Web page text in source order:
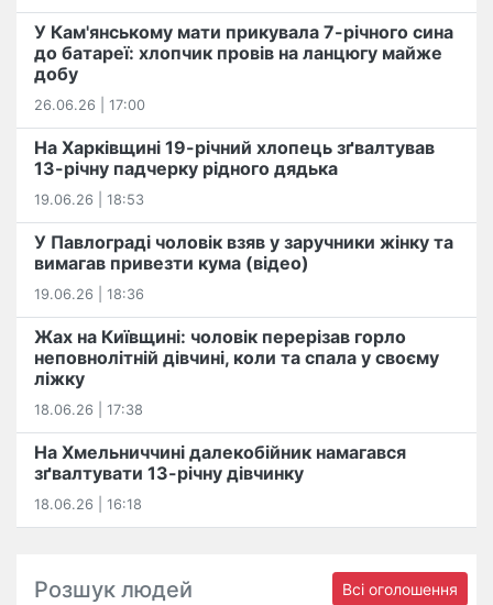
У Кам'янському мати прикувала 7-річного сина
до батареї: хлопчик провів на ланцюгу майже
добу
26.06.26 | 17:00
На Харківщині 19-річний хлопець​ ️зґвалтував
13-річну падчерку рідного дядька
19.06.26 | 18:53
У Павлограді чоловік взяв у заручники жінку та
вимагав привезти кума (відео)
19.06.26 | 18:36
Жах на Київщині: чоловік перерізав горло
неповнолітній дівчині, коли та спала у своєму
ліжку
18.06.26 | 17:38
На Хмельниччині далекобійник намагався
зґвалтувати 13-річну дівчинку
18.06.26 | 16:18
Розшук людей Всі оголошення